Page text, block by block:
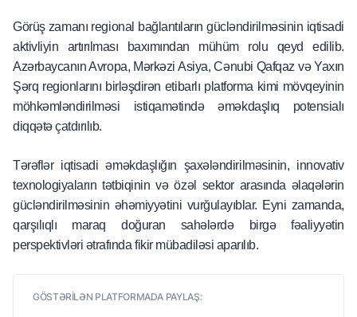
Görüş zamanı regional bağlantıların gücləndirilməsinin iqtisadi
aktivliyin artırılması baxımından mühüm rolu qeyd edilib.
Azərbaycanın Avropa, Mərkəzi Asiya, Cənubi Qafqaz və Yaxın
Şərq regionlarını birləşdirən etibarlı platforma kimi mövqeyinin
möhkəmləndirilməsi istiqamətində əməkdaşlıq potensialı
diqqətə çatdırılıb.
Tərəflər iqtisadi əməkdaşlığın şaxələndirilməsinin, innovativ
texnologiyaların tətbiqinin və özəl sektor arasında əlaqələrin
gücləndirilməsinin əhəmiyyətini vurğulayıblar. Eyni zamanda,
qarşılıqlı maraq doğuran sahələrdə birgə fəaliyyətin
perspektivləri ətrafında fikir mübadiləsi aparılıb.
GÖSTƏRİLƏN PLATFORMADA PAYLAŞ: